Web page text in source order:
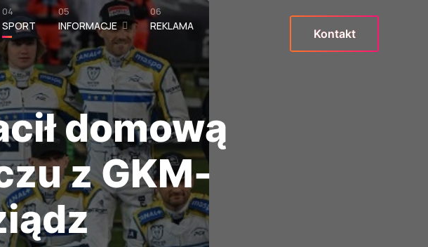
Kontakt
SPORT
04
INFORMACJE
05
REKLAMA
06
domową
z GKM-